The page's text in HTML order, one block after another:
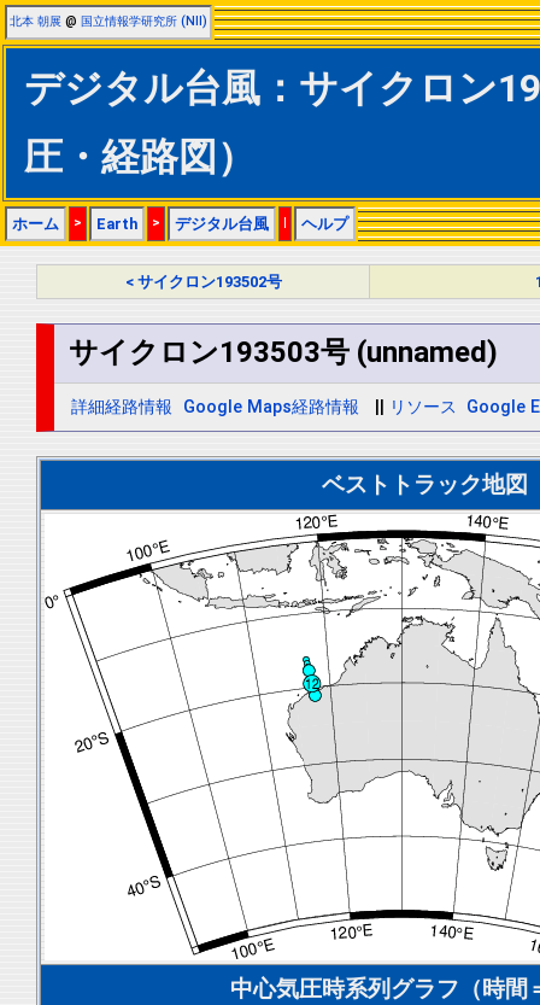
北本 朝展 @ 国立情報学研究所 (NII)
デジタル台風：サイクロン
圧・経路図）
ホーム > Earth > デジタル台風 | ヘルプ
< サイクロン193502号
サイクロン193503号 (unnamed)
詳細経路情報 Google Maps経路情報 リソース Google
ベストトラック地図
中心気圧時系列グラフ（時間